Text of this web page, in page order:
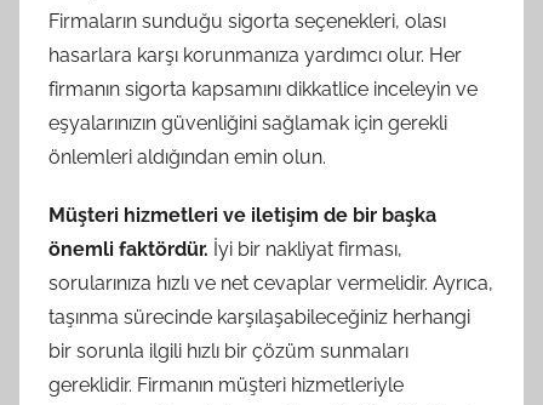
Firmaların sunduğu sigorta seçenekleri, olası
hasarlara karşı korunmanıza yardımcı olur. Her
firmanın sigorta kapsamını dikkatlice inceleyin ve
eşyalarınızın güvenliğini sağlamak için gerekli
önlemleri aldığından emin olun.
Müşteri hizmetleri ve iletişim de bir başka
önemli faktördür. İyi bir nakliyat firması,
sorularınıza hızlı ve net cevaplar vermelidir. Ayrıca,
taşınma sürecinde karşılaşabileceğiniz herhangi
bir sorunla ilgili hızlı bir çözüm sunmaları
gereklidir. Firmanın müşteri hizmetleriyle